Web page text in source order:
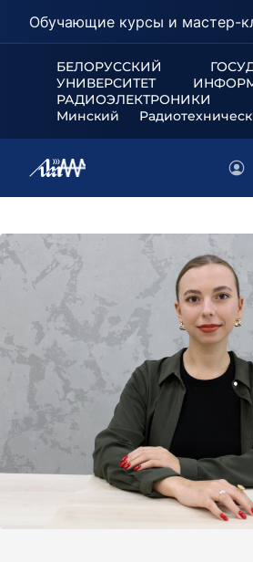
БЕЛОРУССКИЙ
УНИВЕРСИТЕТ
Минский